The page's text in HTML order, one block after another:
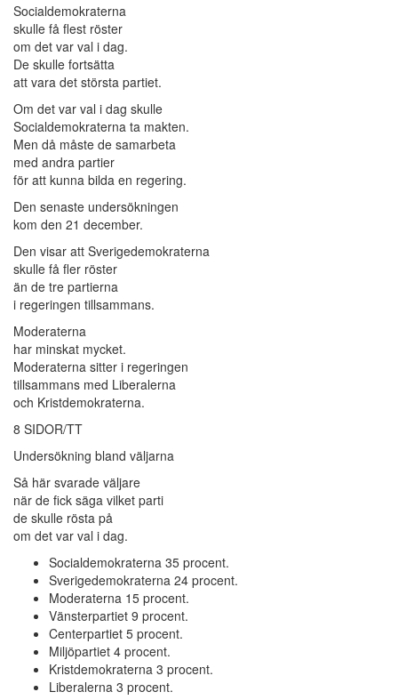
Socialdemokraterna
skulle få flest röster
om det var val i dag.
De skulle fortsätta
att vara det största partiet.
Om det var val i dag skulle
Socialdemokraterna ta makten.
Men då måste de samarbeta
med andra partier
för att kunna bilda en regering.
Den senaste undersökningen
kom den 21 december.
Den visar att Sverigedemokraterna
skulle få fler röster
än de tre partierna
i regeringen tillsammans.
Moderaterna
har minskat mycket.
Moderaterna sitter i regeringen
tillsammans med Liberalerna
och Kristdemokraterna.
8 SIDOR/TT
Undersökning bland väljarna
Så här svarade väljare
när de fick säga vilket parti
de skulle rösta på
om det var val i dag.
Socialdemokraterna 35 procent.
Sverigedemokraterna 24 procent.
Moderaterna 15 procent.
Vänsterpartiet 9 procent.
Centerpartiet 5 procent.
Miljöpartiet 4 procent.
Kristdemokraterna 3 procent.
Liberalerna 3 procent.